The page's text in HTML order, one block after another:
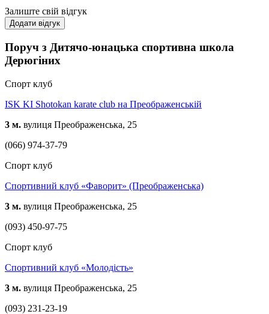
Залиште свій відгук
Додати відгук
Поруч з Дитячо-юнацька спортивна школа
Дерюгіних
Спорт клуб
ISK KI Shotokan karate club на Преображенській
3 м. вулиця Преображенська, 25
(066) 974-37-79
Спорт клуб
Спортивний клуб «Фаворит» (Преображенська)
3 м. вулиця Преображенська, 25
(093) 450-97-75
Спорт клуб
Спортивний клуб «Молодість»
3 м. вулиця Преображенська, 25
(093) 231-23-19